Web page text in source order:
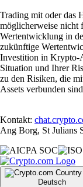
Trading mit oder das
möglicherweise nicht
Wertentwicklung in
zukünftige
Investition in Krypto-
Situation und Ihrer
zu den Risiken, die
Assets verbunden
Kontakt:
Ang Borg, St Julians
Deutsch